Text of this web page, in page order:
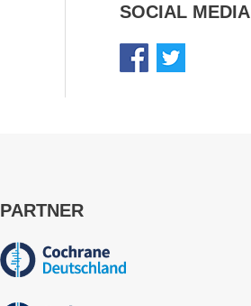
SOCIAL MEDIA
PARTNER